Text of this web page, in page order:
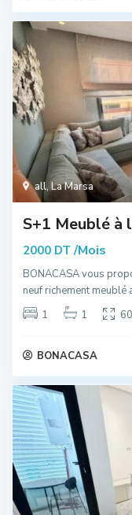
all,La Marsa
S+1 Meublé à
2000 DT /Mois
BONACASA vous
neuf richement meublé
1
1
BONACASA